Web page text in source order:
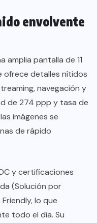
envolvente
amplia pantalla de 11
ofrece detalles nítidos
navegación y
de 274 ppp y tasa de
imágenes se
de rápido
y certificaciones
(Solución por
lo que
todo el día. Su